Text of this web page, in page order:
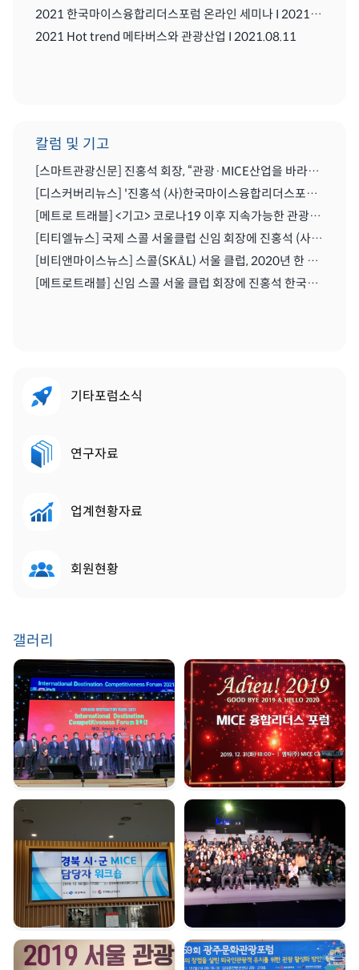
2021 한국마이스융합리더스포럼 온라인 세미나 I 2021.08..11
2021 Hot trend 메타버스와 관광산업 I 2021.08.11
칼럼 및 기고
[스마트관광신문] 진홍석 회장, “관광·MICE산업을 바라보는 가치의 전환을 위해 노력이 필요한 시기” | 2021.04.29
[디스커버리뉴스] '진홍석 (사)한국마이스융합리더스포럼 회장',"코로나를 또다른 기회로" | 2020.07.06
[메트로 트래블] <기고> 코로나19 이후 지속가능한 관광마이스산업과 'MICE 5.0' | 2020.06.28
[티티엘뉴스] 국제 스콜 서울클럽 신임 회장에 진홍석 (사)한국마이스융합리더스포럼 회장 | 2019.12.13
[비티앤마이스뉴스] 스콜(SKÅL) 서울 클럽, 2020년 한 해 동안 이끌 새 임원진 구성하다 | 2019.12.13
[메트로트래블] 신임 스콜 서울 클럽 회장에 진홍석 한국마이스융합리더스포럼회장 선출 | 2019.12.22
기타포럼소식
연구자료
업계현황자료
회원현황
갤러리
GDW 2021 | 2021.
08. 25
송년회 | 2019. 12. 31
경북시군 마이스 담당자
워크숍 | 2019. 12. 16
여수 마이스육성포럼 |
2019. 12. 05